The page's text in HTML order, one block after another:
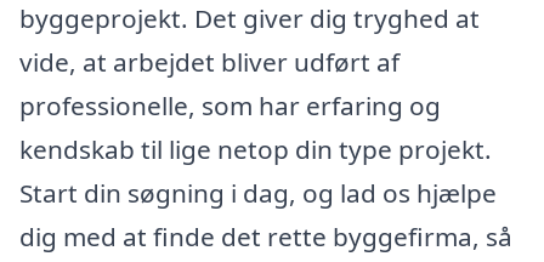
byggeprojekt. Det giver dig tryghed at
vide, at arbejdet bliver udført af
professionelle, som har erfaring og
kendskab til lige netop din type projekt.
Start din søgning i dag, og lad os hjælpe
dig med at finde det rette byggefirma, så